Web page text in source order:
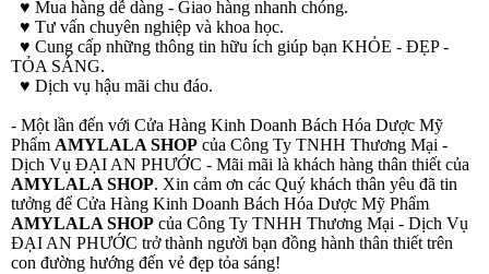
♥ Mua hàng dễ dàng - Giao hàng nhanh chóng.
♥ Tư vấn chuyên nghiệp và khoa học.
♥ Cung cấp những thông tin hữu ích giúp bạn KHỎE - ĐẸP -
TỎA SÁNG.
♥ Dịch vụ hậu mãi chu đáo.
- Một lần đến với Cửa Hàng Kinh Doanh Bách Hóa Dược Mỹ
Phẩm AMYLALA SHOP của Công Ty TNHH Thương Mại -
Dịch Vụ ĐẠI AN PHƯỚC - Mãi mãi là khách hàng thân thiết của
AMYLALA SHOP. Xin cảm ơn các Quý khách thân yêu đã tin
tưởng để Cửa Hàng Kinh Doanh Bách Hóa Dược Mỹ Phẩm
AMYLALA SHOP của Công Ty TNHH Thương Mại - Dịch Vụ
ĐẠI AN PHƯỚC trở thành người bạn đồng hành thân thiết trên
con đường hướng đến vẻ đẹp tỏa sáng!